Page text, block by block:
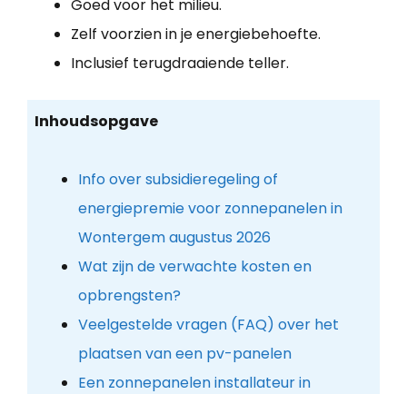
Goed voor het milieu.
Zelf voorzien in je energiebehoefte.
Inclusief terugdraaiende teller.
Inhoudsopgave
Info over subsidieregeling of
energiepremie voor zonnepanelen in
Wontergem augustus 2026
Wat zijn de verwachte kosten en
opbrengsten?
Veelgestelde vragen (FAQ) over het
plaatsen van een pv-panelen
Een zonnepanelen installateur in